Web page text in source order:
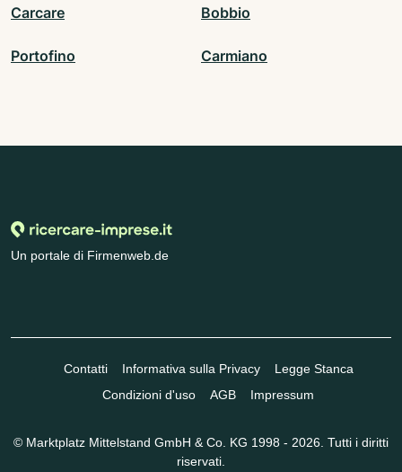
Carcare Bobbio
Portofino Carmiano
Un portale di Firmenweb.de
Contatti Informativa sulla Privacy
Legge Stanca
Condizioni d'uso
AGB Impressum
© Marktplatz Mittelstand GmbH & Co. KG 1998 - 2026. Tutti i diritti
riservati.